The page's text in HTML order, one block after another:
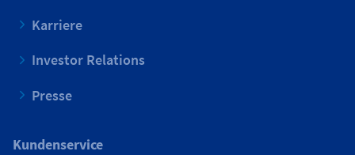
Karriere
Investor Relations
Presse
Kundenservice